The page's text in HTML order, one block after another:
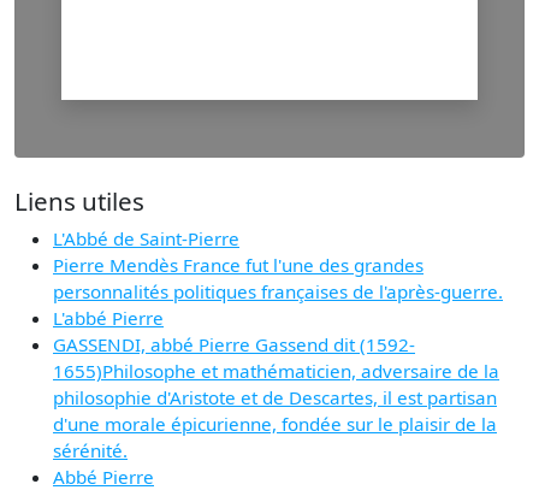
Liens utiles
L'Abbé de Saint-Pierre
Pierre Mendès France fut l'une des grandes
personnalités politiques françaises de l'après-guerre.
L'abbé Pierre
GASSENDI, abbé Pierre Gassend dit (1592-
1655)Philosophe et mathématicien, adversaire de la
philosophie d'Aristote et de Descartes, il est partisan
d'une morale épicurienne, fondée sur le plaisir de la
sérénité.
Abbé Pierre